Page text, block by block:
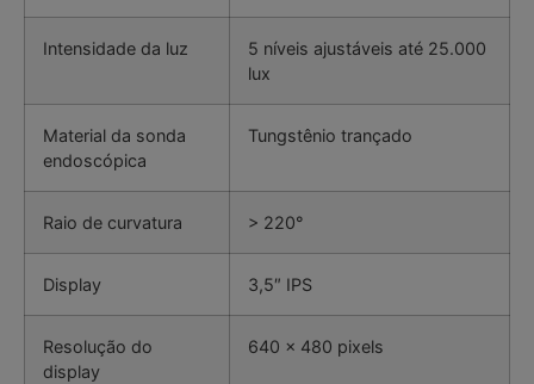
Intensidade da luz
5 níveis ajustáveis até 25.000
lux
Material da sonda
endoscópica
Tungstênio trançado
Raio de curvatura > 220°
Display 3,5″ IPS
Resolução do
display
640 x 480 pixels